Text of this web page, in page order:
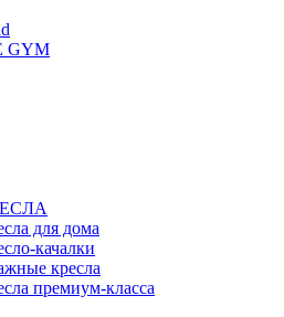
GYM
для дома
качалки
кресла
премиум-класса